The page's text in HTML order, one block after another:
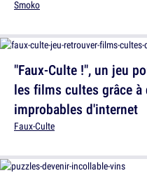
"Faux-Culte !", un jeu
les films cultes grâce
improbables d'internet
Faux-Culte
Smoko